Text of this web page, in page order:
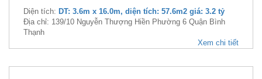
Diện tích: DT: 3.6m x 16.0m, diện tích: 57.6m2 giá: 3.2 tỷ
Địa chỉ: 139/10 Nguyễn Thượng Hiền Phường 6 Quận Bình
Thạnh
Xem chi tiết